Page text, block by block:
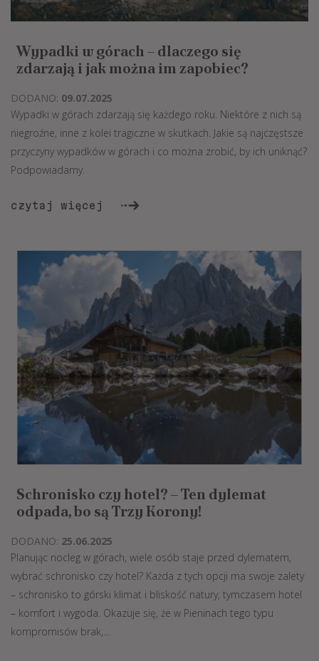
Wypadki w górach – dlaczego się
zdarzają i jak można im zapobiec?
DODANO: 09.07.2025
Wypadki w górach zdarzają się każdego roku. Niektóre z nich są
niegroźne, inne z kolei tragiczne w skutkach. Jakie są najczęstsze
przyczyny wypadków w górach i co można zrobić, by ich uniknąć?
Podpowiadamy.
czytaj więcej
Schronisko czy hotel? – Ten dylemat
odpada, bo są Trzy Korony!
DODANO: 25.06.2025
Planując nocleg w górach, wiele osób staje przed dylematem,
wybrać schronisko czy hotel? Każda z tych opcji ma swoje zalety
– schronisko to górski klimat i bliskość natury, tymczasem hotel
– komfort i wygoda. Okazuje się, że w Pieninach tego typu
kompromisów brak,...